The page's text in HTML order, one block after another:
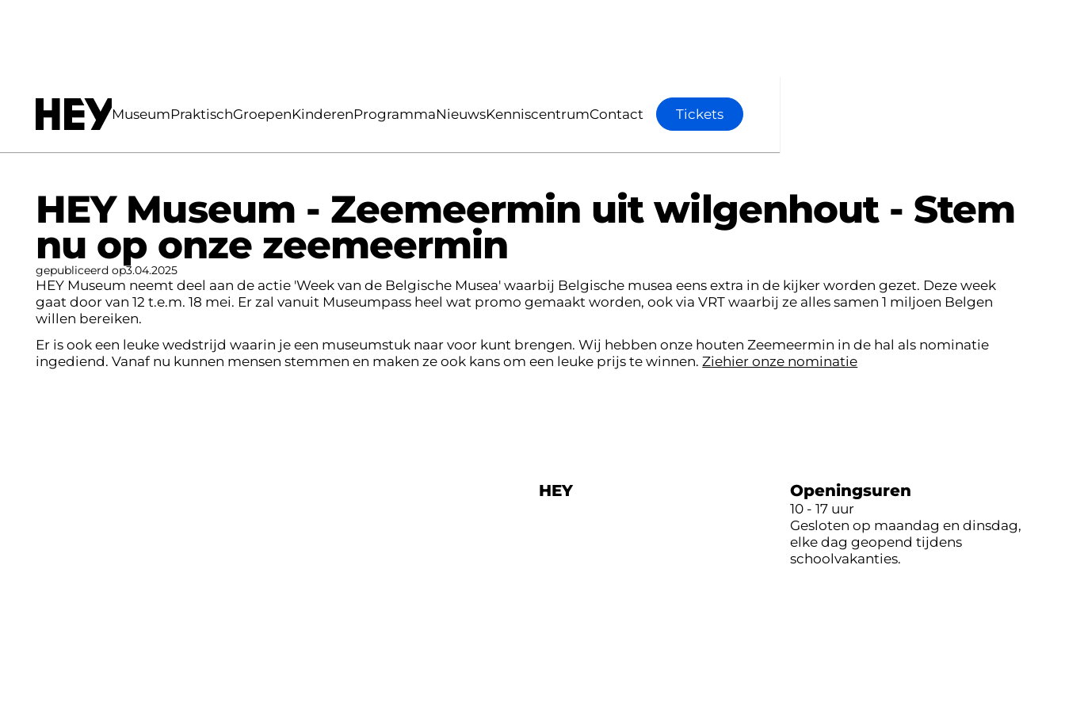
MuseumPraktischGroepenKinderenProgrammaNieuwsKenniscentrumContact Tickets
Tickets
Home Nieuws HEY Museum - Zeemeermin uit wilgenhout - Stem nu op onze zeemeermin
HEY Museum - Zeemeermin uit wilgenhout - Stem
nu op onze zeemeermin
gepubliceerd op3.04.2025
HEY Museum neemt deel aan de actie 'Week van de Belgische Musea' waarbij Belgische musea eens extra in de kijker worden gezet. Deze week
gaat door van 12 t.e.m. 18 mei. Er zal vanuit Museumpass heel wat promo gemaakt worden, ook via VRT waarbij ze alles samen 1 miljoen Belgen
willen bereiken.
Er is ook een leuke wedstrijd waarin je een museumstuk naar voor kunt brengen. Wij hebben onze houten Zeemeermin in de hal als nominatie
ingediend. Vanaf nu kunnen mensen stemmen en maken ze ook kans om een leuke prijs te winnen.Ziehier onze nominatie
HEY Openingsuren
10 - 17 uur
Gesloten op maandag en dinsdag,
elke dag geopend tijdens
schoolvakanties.